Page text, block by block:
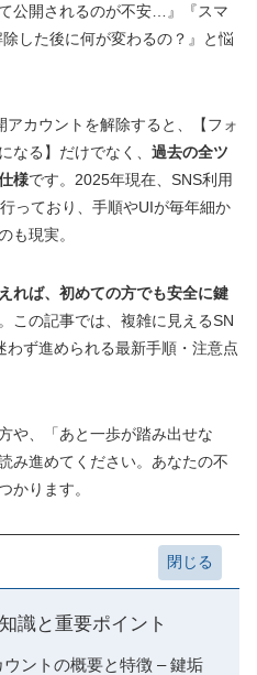
公開されるのが不安…』『スマ
した後に何が変わるの？』と悩
カウントを解除すると、【フォ
なる】だけでなく、 過去の全ツ
様です。2025年現在、SNS利用
っており、手順やUIが毎年細か
も現実。
れば、初めての方でも安全に鍵
。この記事では、複雑に見えるSN
ず進められる最新手順・注意点
や、「あと一歩が踏み出せな
み進めてください。あなたの不
かります。
識と重要ポイント
ントの概要と特徴 – 鍵垢